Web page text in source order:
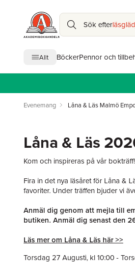
Sök efter
Allt BöckerPennor och
Evenemang Låna & Läs Malmö
Låna & Läs
Kom och inspireras på vår bokträff!
Fira in det nya läsåret för Låna &
favoriter. Under träffen bjuder vi
Anmäl dig genom att mejla till
butiken. Anmäl dig senast den
Läs mer om Låna & Läs här >>
Torsdag 27 Augusti, kl10:00-